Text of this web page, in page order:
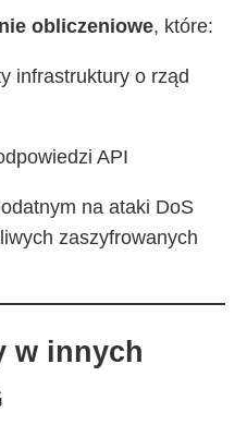
obliczeniowe, które:
infrastruktury o rząd
API
na ataki DoS
zaszyfrowanych
w innych